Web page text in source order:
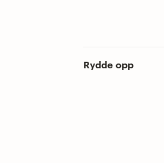
Rydde opp